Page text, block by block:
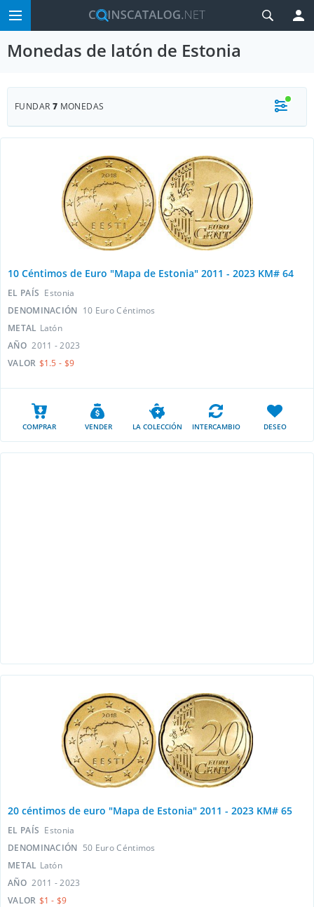
Monedas de latón de Estonia
FUNDAR 7 MONEDAS
10 Céntimos de Euro "Mapa de Estonia" 2011 - 2023 KM# 64
EL PAÍS Estonia
DENOMINACIÓN 10 Euro Céntimos
METAL Latón
AÑO 2011 - 2023
VALOR $1.5 - $9
COMPRAR VENDER LA COLECCIÓN INTERCAMBIO DESEO
20 céntimos de euro "Mapa de Estonia" 2011 - 2023 KM# 65
EL PAÍS Estonia
DENOMINACIÓN 50 Euro Céntimos
METAL Latón
AÑO 2011 - 2023
VALOR $1 - $9